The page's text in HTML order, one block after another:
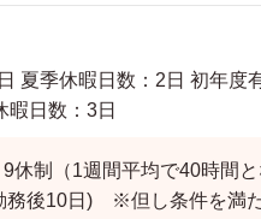
夏季休暇日数：2日 初年度
暇日数：3日
休制（1週間平均で40時間と
務後10日) ※但し条件を満